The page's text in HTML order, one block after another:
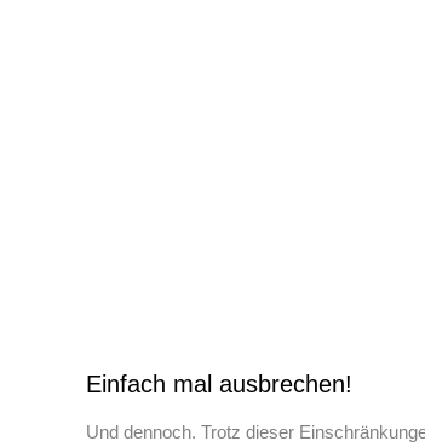
Einfach mal ausbrechen!
Und dennoch. Trotz dieser